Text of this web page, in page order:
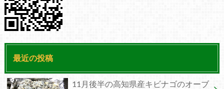
最近の投稿
11月後半の高知県産キビナゴのオーブ